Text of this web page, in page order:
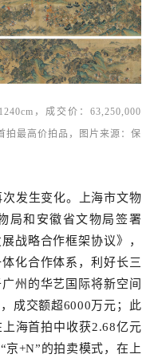
，成交价：63,250,000
拍最高价拍品，图片来源：保
发生变化。上海市文物
局和安徽省文物局签署
战略合作框架协议》，
化合作体系，利好长三
州的华艺国际将新空间
成交额超6000万元；此
海首拍中收获2.68亿元
京+N”的拍卖模式，在上